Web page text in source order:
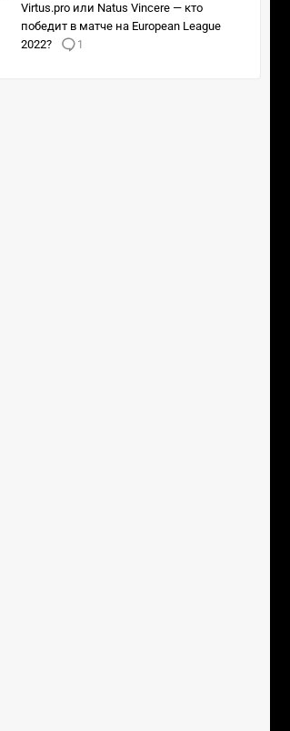
Virtus.pro или Natus Vincere — кто
победит в матче на European League
2022?
1